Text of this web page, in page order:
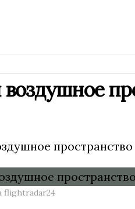
пространство
flightradar24